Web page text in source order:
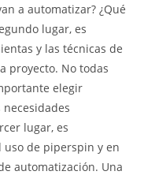
a automatizar? ¿Qué
lugar, es
y las técnicas de
proyecto. No todas
elegir
lugar, es
de piperspin y en
automatización. Una